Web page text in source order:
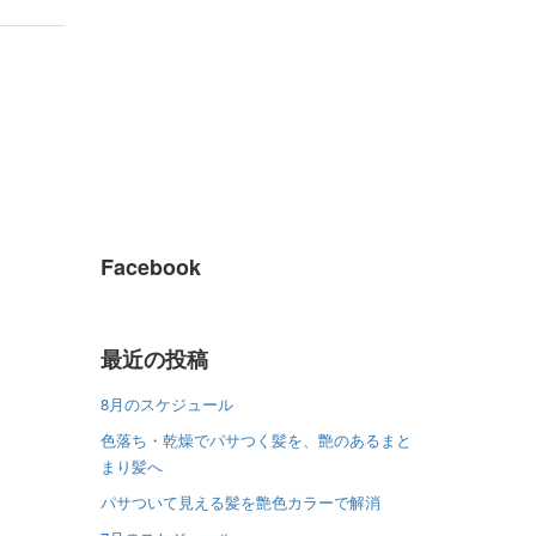
Facebook
最近の投稿
8月のスケジュール
色落ち・乾燥でパサつく髪を、艶のあるまと
まり髪へ
パサついて見える髪を艶色カラーで解消